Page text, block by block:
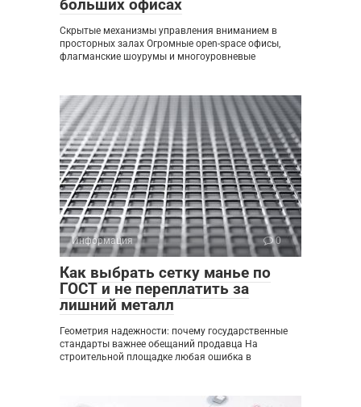
больших офисах
Скрытые механизмы управления вниманием в
просторных залах Огромные open-space офисы,
флагманские шоурумы и многоуровневые
Информация 0
Как выбрать сетку манье по
ГОСТ и не переплатить за
лишний металл
Геометрия надежности: почему государственные
стандарты важнее обещаний продавца На
строительной площадке любая ошибка в